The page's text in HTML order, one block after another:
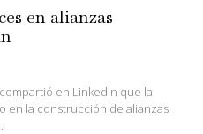
en alianzas
en LinkedIn que la
en la construcción de alianzas